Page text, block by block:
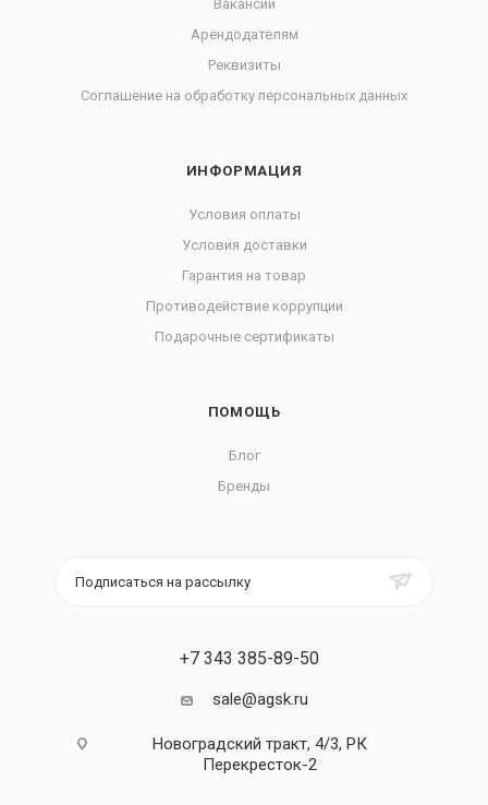
Вакансии
Арендодателям
Реквизиты
Соглашение на обработку персональных данных
ИНФОРМАЦИЯ
Условия оплаты
Условия доставки
Гарантия на товар
Противодействие коррупции
Подарочные сертификаты
ПОМОЩЬ
Блог
Бренды
Подписаться на рассылку
+7 343 385-89-50
sale@agsk.ru
Новоградский тракт, 4/3, РК
Перекресток-2